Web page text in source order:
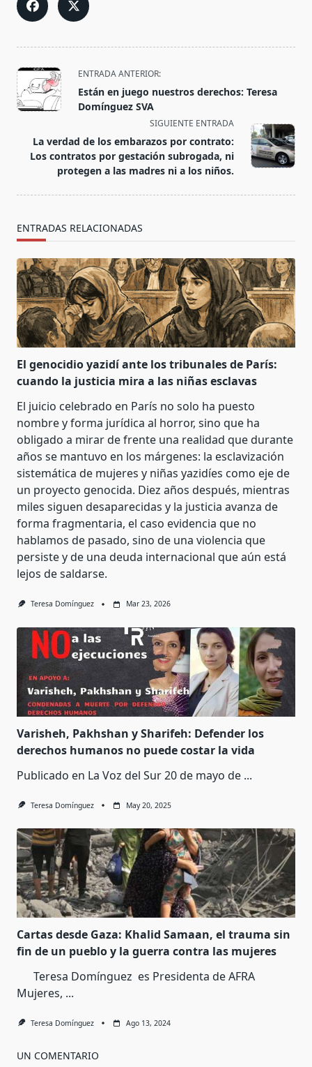
<span
class="nav-
subtitle
reader-
text">Página</span>
ENTRADA ANTERIOR:
Están en juego nuestros derechos: Teresa
Domínguez SVA
SIGUIENTE ENTRADA
La verdad de los embarazos por contrato:
Los contratos por gestación subrogada, ni
protegen a las madres ni a los niños.
ENTRADAS RELACIONADAS
El genocidio yazidí ante los tribunales de París:
cuando la justicia mira a las niñas esclavas
El juicio celebrado en París no solo ha puesto
nombre y forma jurídica al horror, sino que ha
obligado a mirar de frente una realidad que durante
años se mantuvo en los márgenes: la esclavización
sistemática de mujeres y niñas yazidíes como eje de
un proyecto genocida. Diez años después, mientras
miles siguen desaparecidas y la justicia avanza de
forma fragmentaria, el caso evidencia que no
hablamos de pasado, sino de una violencia que
persiste y de una deuda internacional que aún está
lejos de saldarse.
Teresa Domínguez Mar 23, 2026
Varisheh, Pakhshan y Sharifeh: Defender los
derechos humanos no puede costar la vida
Publicado en La Voz del Sur 20 de mayo de ...
Teresa Domínguez May 20, 2025
Cartas desde Gaza: Khalid Samaan, el trauma sin
fin de un pueblo y la guerra contra las mujeres
Teresa Domínguez es Presidenta de AFRA
Mujeres, ...
Teresa Domínguez Ago 13, 2024
UN COMENTARIO